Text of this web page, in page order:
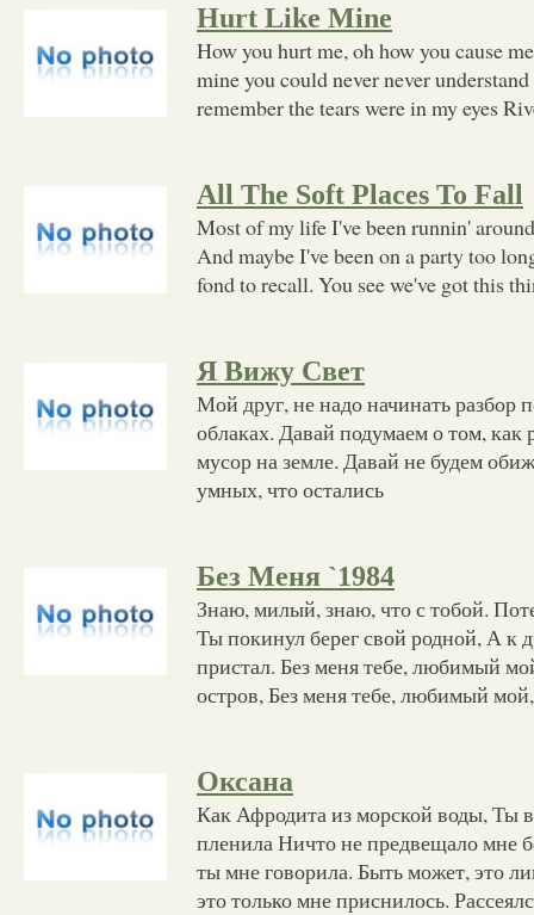
Hurt Like Mine
How you hurt me, oh how you cause
mine you could never never
remember the tears were in my eyes
All The Soft Places To Fall
Most of my life I've been runnin'
And maybe I've been on a party too
fond to recall. You see we've got this
Я Вижу Свет
Мой друг, не надо начинать разбор
облаках. Давай подумаем о том, как
мусор на земле. Давай не будем
умных, что остались
Без Меня `1984
Знаю, милый, знаю, что с тобой.
Ты покинул берег свой родной, А к
пристал. Без меня тебе, любимый
остров, Без меня тебе, любимый
Оксана
Как Афродита из морской воды, Ты
пленила Ничто не предвещало мне
ты мне говорила. Быть может, это
это только мне приснилось.